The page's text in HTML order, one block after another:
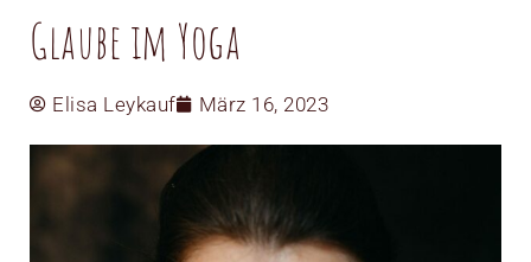
Glaube im Yoga
Elisa Leykauf März 16, 2023